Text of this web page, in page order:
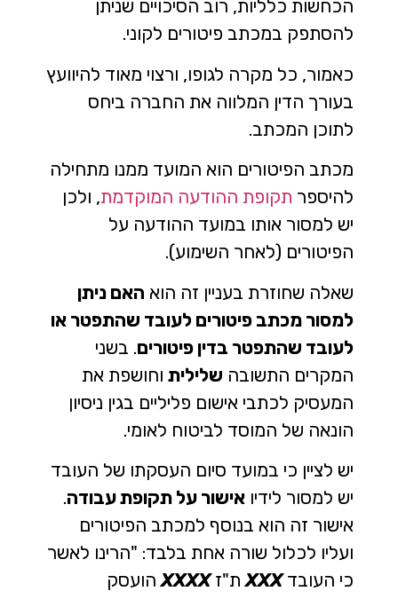
הכחשות כלליות, רוב הסיכויים שניתן
להסתפק במכתב פיטורים לקוני.
כאמור, כל מקרה לגופו, ורצוי מאוד להיוועץ
בעורך הדין המלווה את החברה ביחס
לתוכן המכתב.
מכתב הפיטורים הוא המועד ממנו מתחילה
להיספר תקופת ההודעה המוקדמת, ולכן
יש למסור אותו במועד ההודעה על
הפיטורים (לאחר השימוע).
שאלה שחוזרת בעניין זה הוא האם ניתן
למסור מכתב פיטורים לעובד שהתפטר או
לעובד שהתפטר בדין פיטורים. בשני
המקרים התשובה שלילית וחושפת את
המעסיק לכתבי אישום פליליים בגין ניסיון
הונאה של המוסד לביטוח לאומי.
יש לציין כי במועד סיום העסקתו של העובד
יש למסור לידיו אישור על תקופת עבודה.
אישור זה הוא בנוסף למכתב הפיטורים
ועליו לכלול שורה אחת בלבד: "הרינו לאשר
כי העובדXXXת"זXXXXהועסק